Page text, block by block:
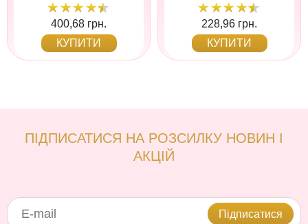
400,68 грн.
КУПИТИ
228,96 грн.
КУПИТИ
ПІДПИСАТИСЯ НА РОЗСИЛКУ НОВИН І
АКЦІЙ
Підписатися